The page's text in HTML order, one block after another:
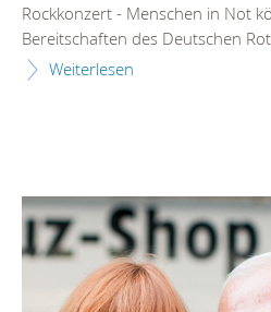
Rockkonzert - Menschen in Not
Bereitschaften des Deutschen
Weiterlesen